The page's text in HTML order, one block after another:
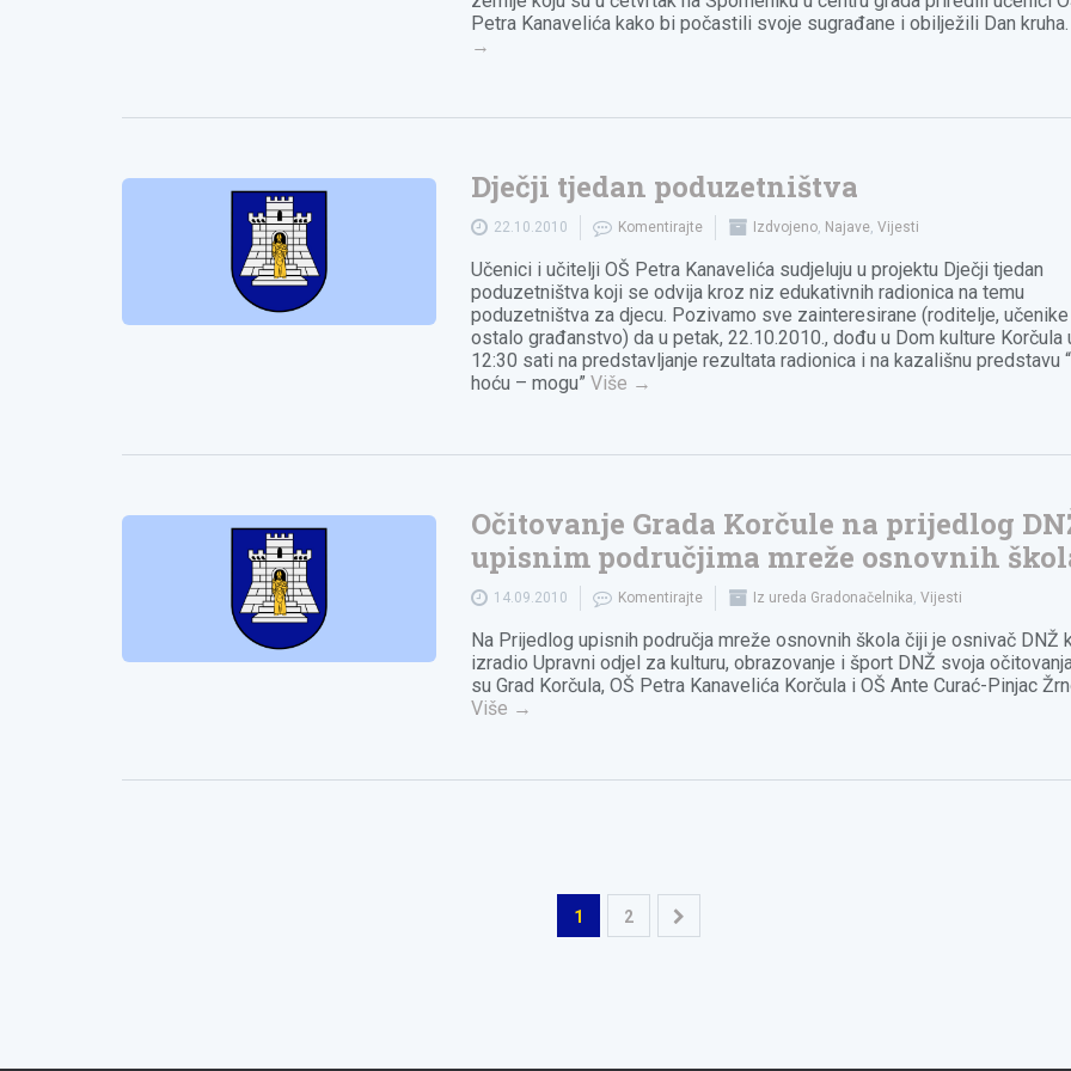
Petra Kanavelića kako bi počastili svoje sugrađane i obilježili Dan
→
Dječji tjedan poduzetništva
22.10.2010 Komentirajte Izdvojeno Najave ,Vijesti
Učenici i učitelji OŠ Petra Kanavelića sudjeluju u projektu Dječji tjedan
poduzetništva koji se odvija kroz niz edukativnih radionica na temu
poduzetništva za djecu. Pozivamo sve zainteresirane (roditelje,
ostalo građanstvo) da u petak, 22.10.2010., dođu u Dom kulture Korčula
12:30 sati na predstavljanje rezultata radionica i na kazališnu predstavu
hoću – mogu”Više →
Očitovanje Grada Korčule na prijedlog
upisnim područjima mreže osnovnih
14.09.2010 Komentirajte Iz ureda Gradonačelnika ,Vijesti
Na Prijedlog upisnih područja mreže osnovnih škola čiji je osnivač DNŽ
izradio Upravni odjel za kulturu, obrazovanje i šport DNŽ svoja
su Grad Korčula, OŠ Petra Kanavelića Korčula i OŠ Ante Curać-Pinjac
Više →
1 2